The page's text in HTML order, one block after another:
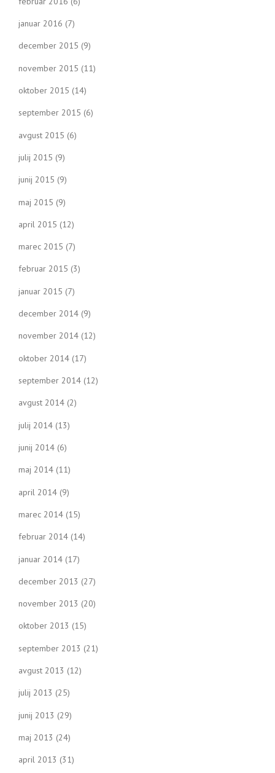
januar 2016 (7)
december 2015 (9)
november 2015 (11)
oktober 2015 (14)
september 2015 (6)
avgust 2015 (6)
julij 2015 (9)
junij 2015 (9)
maj 2015 (9)
april 2015 (12)
marec 2015 (7)
februar 2015 (3)
januar 2015 (7)
december 2014 (9)
november 2014 (12)
oktober 2014 (17)
september 2014 (12)
avgust 2014 (2)
julij 2014 (13)
junij 2014 (6)
maj 2014 (11)
april 2014 (9)
marec 2014 (15)
februar 2014 (14)
januar 2014 (17)
december 2013 (27)
november 2013 (20)
oktober 2013 (15)
september 2013 (21)
avgust 2013 (12)
julij 2013 (25)
junij 2013 (29)
maj 2013 (24)
april 2013 (31)